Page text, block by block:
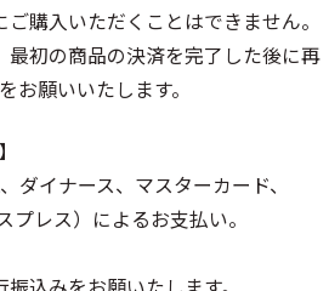
購入いただくことはできません。
最初の商品の決済を完了した後に再
お願いいたします。
ダイナース、マスターカード、
レス）によるお支払い。